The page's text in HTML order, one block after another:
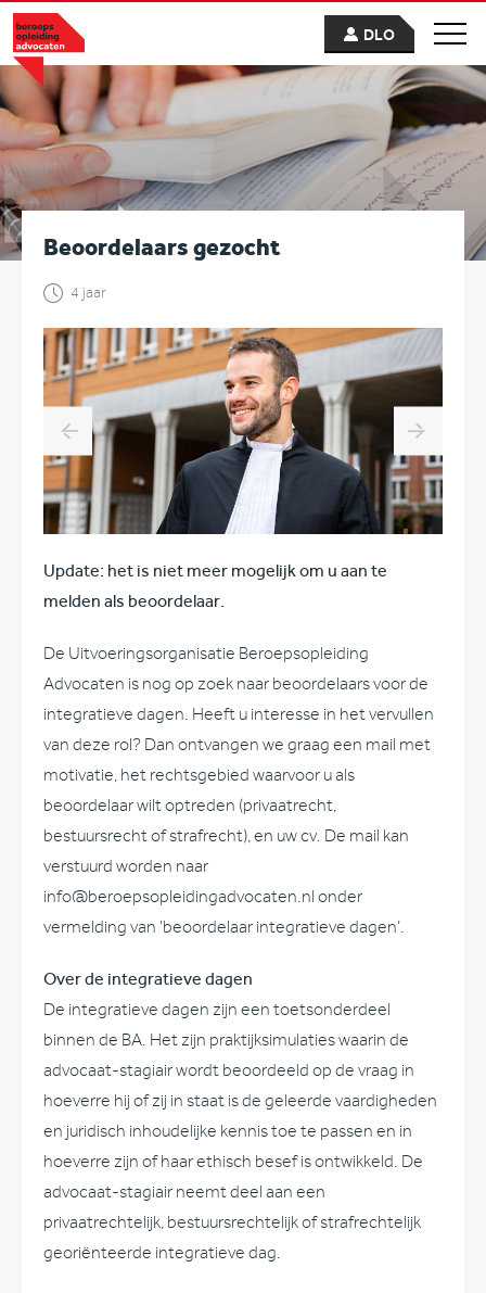
DLO
Beoordelaars gezocht
4 jaar
Update: het is niet meer mogelijk om u aan te
melden als beoordelaar.
De Uitvoeringsorganisatie Beroepsopleiding
Advocaten is nog op zoek naar beoordelaars voor de
integratieve dagen. Heeft u interesse in het vervullen
van deze rol? Dan ontvangen we graag een mail met
motivatie, het rechtsgebied waarvoor u als
beoordelaar wilt optreden (privaatrecht,
bestuursrecht of strafrecht), en uw cv. De mail kan
verstuurd worden naar
info@beroepsopleidingadvocaten.nl onder
vermelding van ‘beoordelaar integratieve dagen’.
Over de integratieve dagen
De integratieve dagen zijn een toetsonderdeel
binnen de BA. Het zijn praktijksimulaties waarin de
advocaat-stagiair wordt beoordeeld op de vraag in
hoeverre hij of zij in staat is de geleerde vaardigheden
en juridisch inhoudelijke kennis toe te passen en in
hoeverre zijn of haar ethisch besef is ontwikkeld. De
advocaat-stagiair neemt deel aan een
privaatrechtelijk, bestuursrechtelijk of strafrechtelijk
georiënteerde integratieve dag.